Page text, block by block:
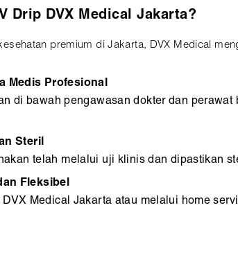
Drip DVX Medical Jakarta?
premium di Jakarta, DVX Medical
Medis Profesional
di bawah pengawasan dokter dan
Steril
telah melalui uji klinis dan dipastikan
Fleksibel
Medical Jakarta atau melalui home